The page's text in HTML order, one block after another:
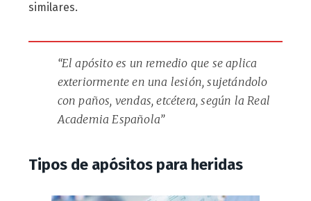
similares.
“El apósito es un remedio que se aplica
exteriormente en una lesión, sujetándolo
con paños, vendas, etcétera, según la Real
Academia Española”
Tipos de apósitos para heridas